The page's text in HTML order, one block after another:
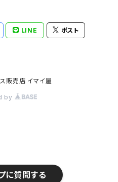
に質問する
LINE ポスト
販売店 イマイ屋
by